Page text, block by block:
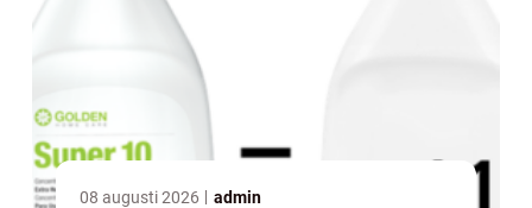
08 augusti 2026 admin